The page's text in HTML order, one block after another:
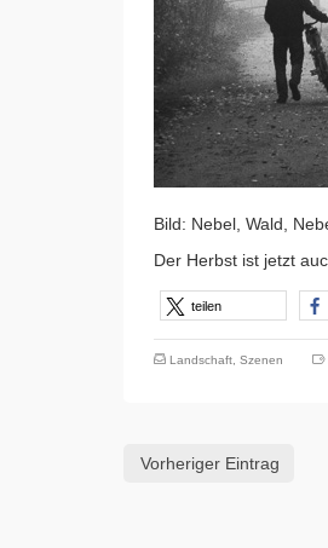
Bild: Nebel, Wald,
Der Herbst ist jetzt
teilen
Landschaft Szenen
Vorheriger Eintrag